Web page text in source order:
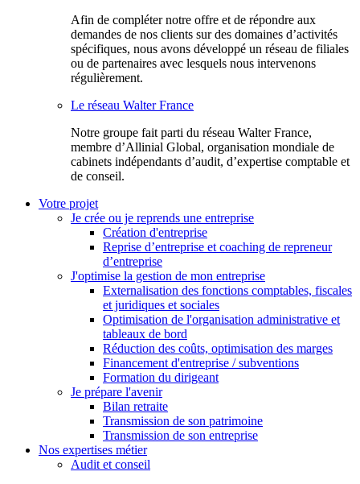
Afin de compléter notre offre et de répondre aux
demandes de nos clients sur des domaines d’activités
spécifiques, nous avons développé un réseau de filiales
ou de partenaires avec lesquels nous intervenons
régulièrement.
Le réseau Walter France
Notr​e groupe fait parti du réseau Walter France,
membre d’Allinial Global, organisation mondiale de
cabinets indépendants d’audit, d’expertise comptable et
de conseil.
Votre projet
Je crée ou je reprends une entreprise
Création d'entreprise
Reprise d’entreprise et coaching de repreneur
d’entreprise
J'optimise la gestion de mon entreprise
Externalisation des fonctions comptables, fiscales
et juridiques et sociales
Optimisation de l'organisation administrative et
tableaux de bord
Réduction des coûts, optimisation des marges
Financement d'entreprise / subventions
Formation du dirigeant
Je prépare l'avenir
Bilan retraite
Transmission de son patrimoine
Transmission de son entreprise
Nos expertises métier
Audit et conseil